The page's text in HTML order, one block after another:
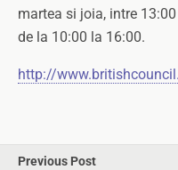
martea si joia, intre
de la 10:00 la 16:00.
http://
Previous Post